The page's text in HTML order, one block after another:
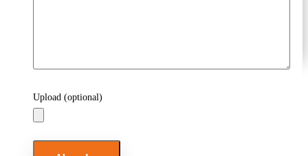
Upload (optional)
Bitte lasse dieses Feld leer.